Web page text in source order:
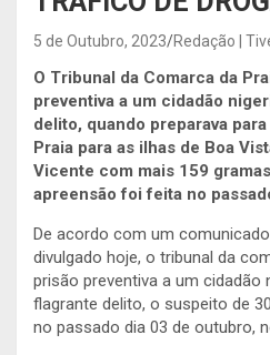
5 de Outubro, 2023 Redação |
O Tribunal da Comarca da
preventiva a um cidadão
delito, quando preparava
Praia para as ilhas de Boa
Vicente com mais 159
apreensão foi feita no
De acordo com um
divulgado hoje, o tribunal da
prisão preventiva a um cidadão
flagrante delito, o suspeito de
no passado dia 03 de outubro,